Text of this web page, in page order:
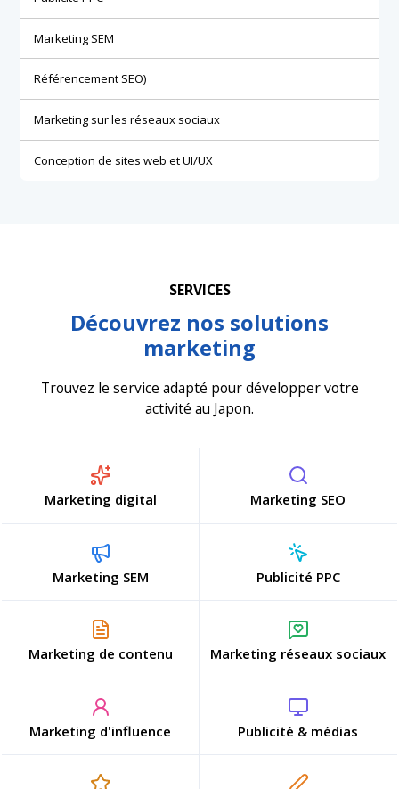
Marketing SEM
Référencement SEO)
Marketing sur les réseaux sociaux
Conception de sites web et UI/UX
SERVICES
Découvrez nos solutions
marketing
Trouvez le service adapté pour développer votre
activité au Japon.
Marketing digital Marketing SEO
Marketing SEM Publicité PPC
Marketing de contenu Marketing réseaux sociaux
Marketing d'influence Publicité & médias